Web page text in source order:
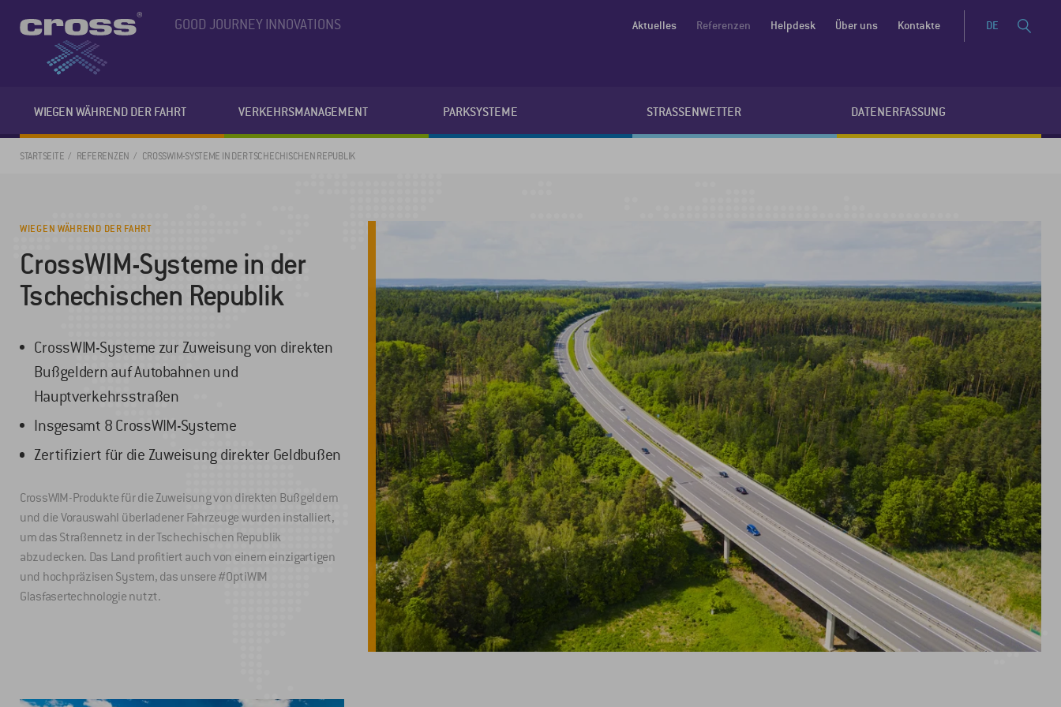
GOOD JOURNEY INNOVATIONS
WIEGEN WÄHREND DER FAHRT VERKEHRSMANAGEMENT PARKSYSTEME STRASSENWETTER DATENERFASSUNG
Aktuelles Referenzen Helpdesk Über uns Kontakte DE
STARTSEITE REFERENZEN CROSSWIM-SYSTEME IN DER TSCHECHISCHEN REPUBLIK
WIEGEN WÄHREND DER FAHRT
CrossWIM-Systeme in der
Tschechischen Republik
CrossWIM-Systeme zur Zuweisung von direkten
Bußgeldern auf Autobahnen und
Hauptverkehrsstraßen
Insgesamt 8 CrossWIM-Systeme
Zertifiziert für die Zuweisung direkter Geldbußen
CrossWIM-Produkte für die Zuweisung von direkten Bußgeldern
und die Vorauswahl überladener Fahrzeuge wurden installiert,
um das Straßennetz in der Tschechischen Republik
abzudecken. Das Land profitiert auch von einem einzigartigen
und hochpräzisen System, das unsere #OptiWIM
Glasfasertechnologie nutzt.